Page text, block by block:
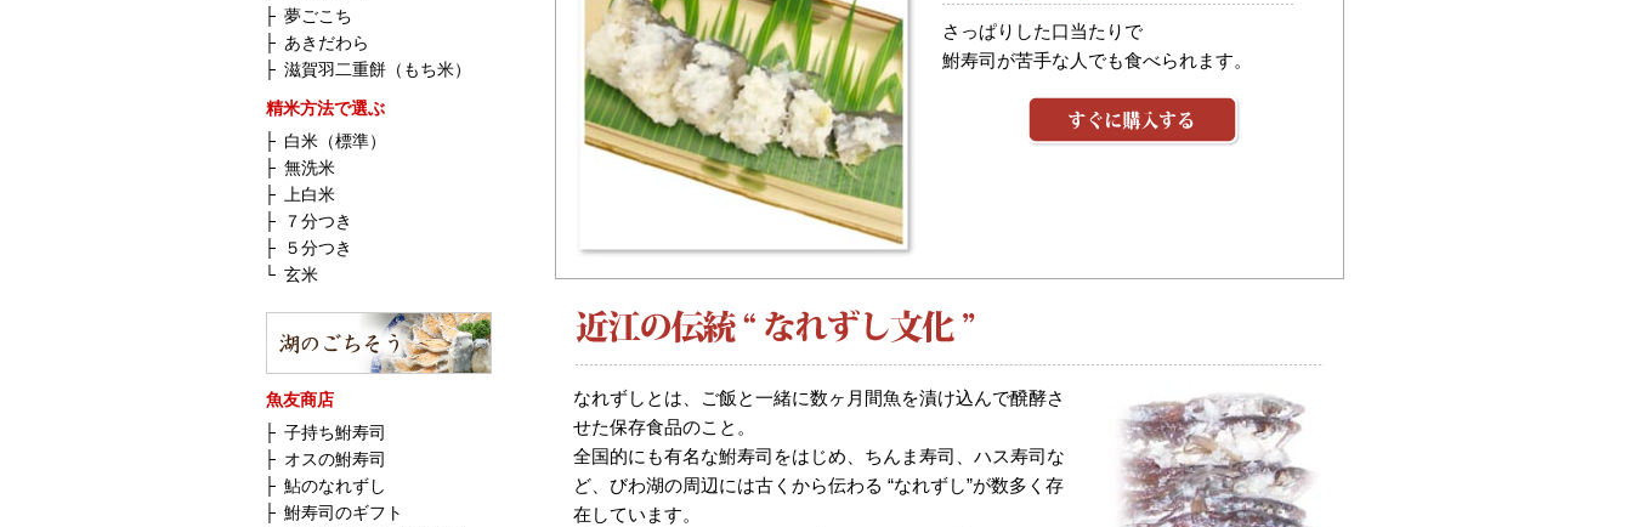
├ 夢ごこち
├ あきだわら
├ 滋賀羽二重餅（もち米）
精米方法で選ぶ
├ 白米（標準）
├ 無洗米
├
上白米
├
７分つき
├
５分つき
└ 玄米
魚友商店
├ 子持ち鮒寿司
├ オスの鮒寿司
├ 鮎のなれずし
├ 鮒寿司のギフト
さっぱりした口当たりで
鮒寿司が苦手な人でも食べられます。
なれずしとは、ご飯と一緒に数ヶ月間魚を漬け込んで醗酵さ
せた保存食品のこと。
全国的にも有名な鮒寿司をはじめ、ちんま寿司、ハス寿司な
ど、びわ湖の周辺には古くから伝わる “なれずし”が数多く存
在しています。